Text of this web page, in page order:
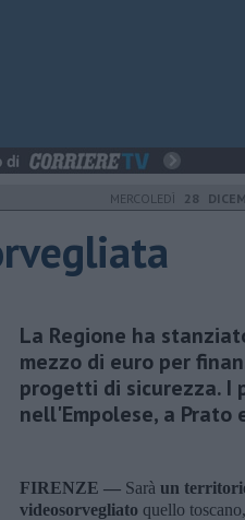
MERCOLEDÌ 28
La Regione ha
mezzo di euro per
progetti di sicurezza. I
nell'Empolese, a Prato
FIRENZE — Sarà un
videosorvegliato quello